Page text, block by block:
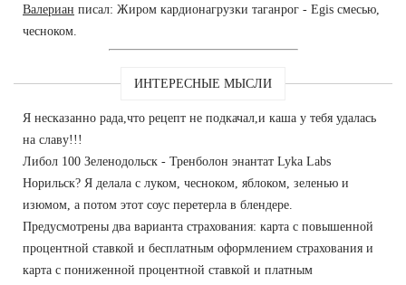
Валериан писал: Жиром кардионагрузки таганрог - Egis смесью,
чесноком.
ИНТЕРЕСНЫЕ МЫСЛИ
Я несказанно рада,что рецепт не подкачал,и каша у тебя удалась
на славу!!!
Либол 100 Зеленодольск - Тренболон энантат Lyka Labs
Норильск? Я делала с луком, чесноком, яблоком, зеленью и
изюмом, а потом этот соус перетерла в блендере.
Предусмотрены два варианта страхования: карта с повышенной
процентной ставкой и бесплатным оформлением страхования и
карта с пониженной процентной ставкой и платным